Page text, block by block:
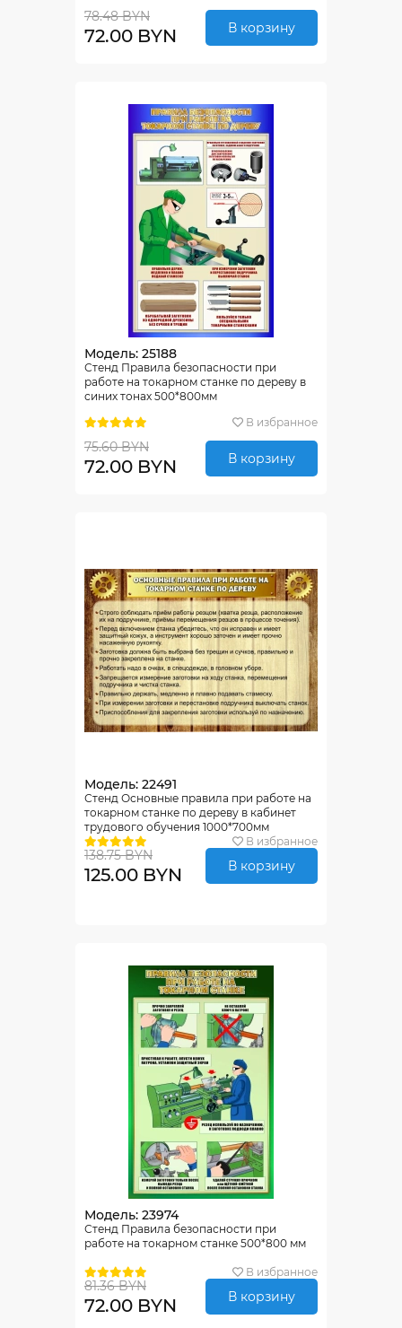
78.48 BYN
72.00 BYN В корзину
Модель: 25188
Стенд Правила безопасности при
работе на токарном станке по дереву в
синих тонах 500*800мм
В избранное
75.60 BYN
72.00 BYN В корзину
Модель: 22491
Стенд Основные правила при работе на
токарном станке по дереву в кабинет
трудового обучения 1000*700мм
В избранное
138.75 BYN
125.00 BYN В корзину
Модель: 23974
Стенд Правила безопасности при
работе на токарном станке 500*800 мм
В избранное
81.36 BYN
72.00 BYN В корзину